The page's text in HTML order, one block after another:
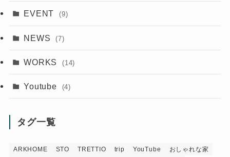
EVENT (9)
NEWS (7)
WORKS (14)
Youtube (4)
タグ一覧
ARKHOME STO TRETTIO trip YouTube
おしゃれな家